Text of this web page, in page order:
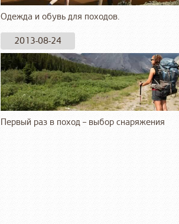
Одежда и обувь для походов.
2013-08-24
Первый раз в поход – выбор снаряжения